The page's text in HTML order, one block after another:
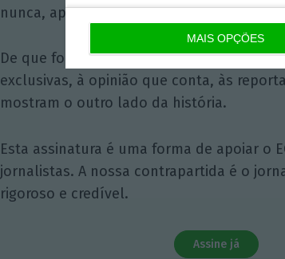
MAIS OPÇÕES
nunca, apoie o jornalismo independente
De que forma? Assine o ECO Premium e
exclusivas, à opinião que conta, às
mostram o outro lado da história.
Esta assinatura é uma forma de apoiar o
jornalistas. A nossa contrapartida é o
rigoroso e credível.
Assine já